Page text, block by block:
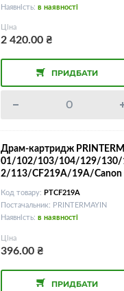
Наявність: в наявності
Ціна
2 420.00₴
ПРИДБАТИ
Драм-картридж
01/102/103/104/129/130/
2/113/CF219A/19A/Canon
Код товару: PTCF219A
Постачальник: PRINTERMAYIN
Наявність: в наявності
Ціна
396.00₴
ПРИДБАТИ